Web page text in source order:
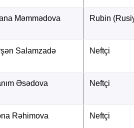
Məmmədova Rubin
Salamzadə Neftçi
Əsədova Neftçi
Rəhimova Neftçi